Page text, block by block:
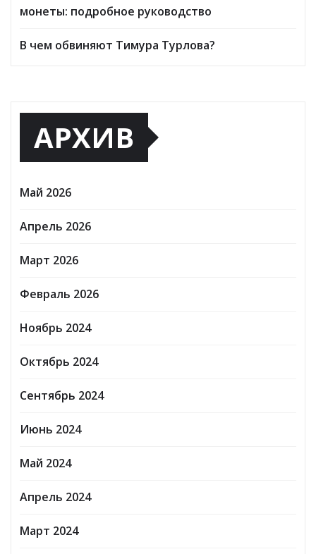
монеты: подробное руководство
В чем обвиняют Тимура Турлова?
АРХИВ
Май 2026
Апрель 2026
Март 2026
Февраль 2026
Ноябрь 2024
Октябрь 2024
Сентябрь 2024
Июнь 2024
Май 2024
Апрель 2024
Март 2024